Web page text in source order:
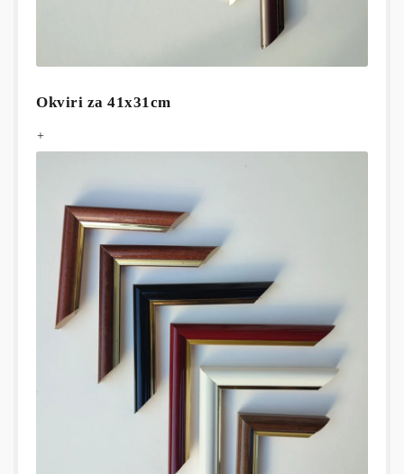
Okviri za 41x31cm
+